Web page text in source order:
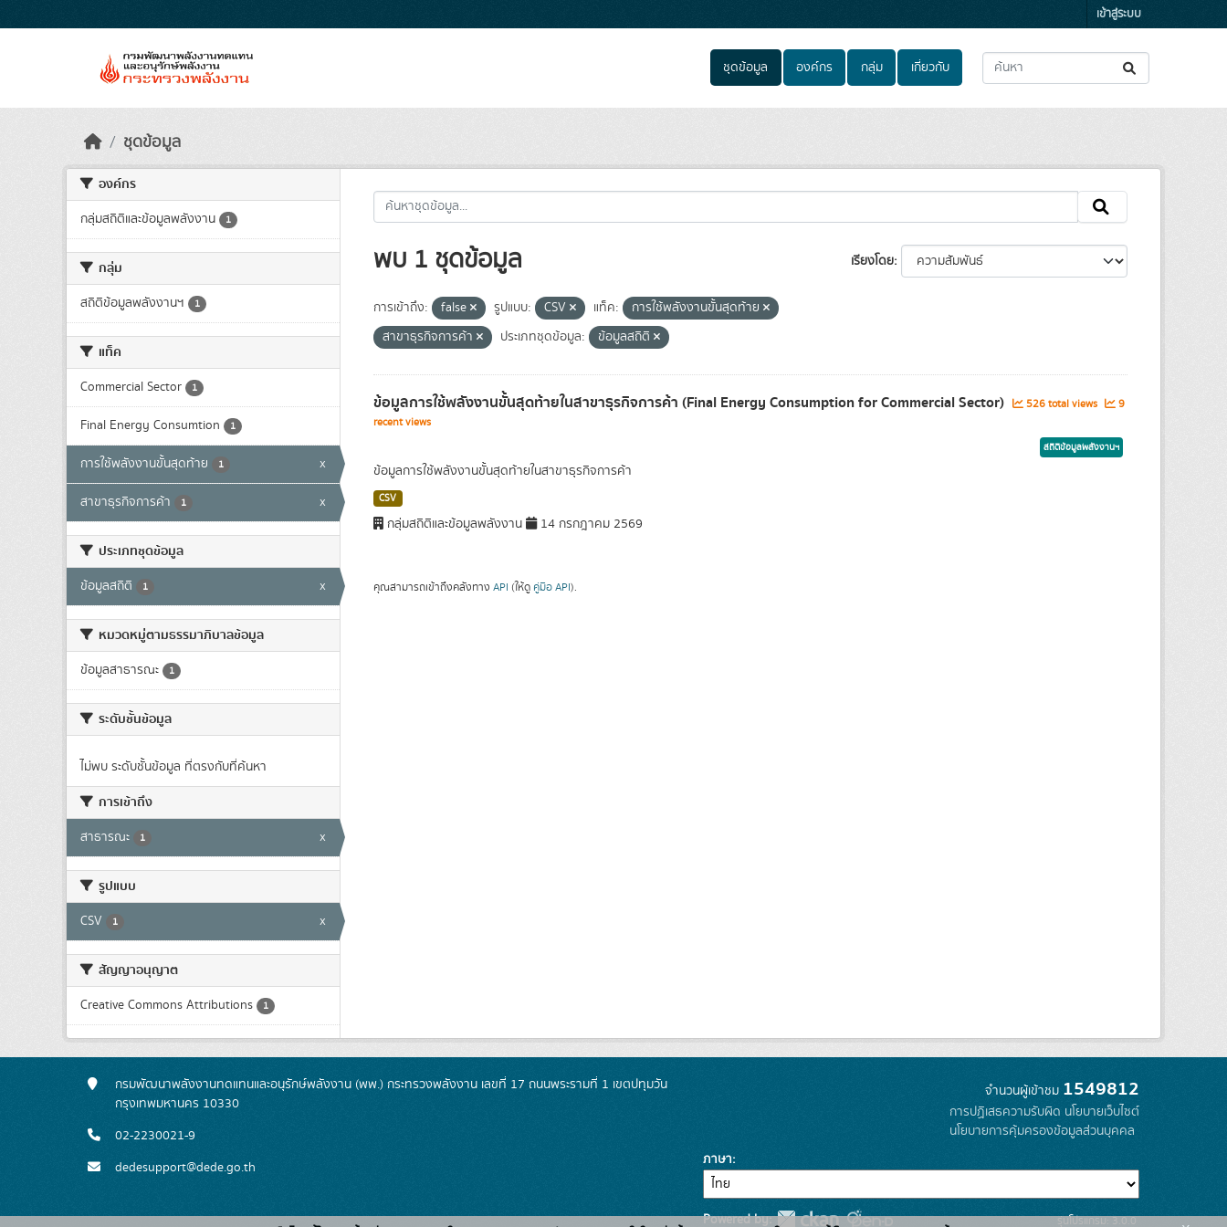
เข้าสู่ระบบ
ชุดข้อมูล องค์กร กลุ่ม เกี่ยวกับ
ชุดข้อมูล
องค์กร
กลุ่มสถิติและข้อมูลพลังงาน 1
กลุ่ม
สถิติข้อมูลพลังงานฯ 1
แท็ค
Commercial Sector 1
Final Energy Consumtion 1
การใช้พลังงานขั้นสุดท้าย 1 x
สาขาธุรกิจการค้า 1 x
ประเภทชุดข้อมูล
ข้อมูลสถิติ 1 x
หมวดหมู่ตามธรรมาภิบาลข้อมูล
ข้อมูลสาธารณะ 1
ระดับชั้นข้อมูล
ไม่พบ ระดับชั้นข้อมูล ที่ตรงกับที่ค้นหา
การเข้าถึง
สาธารณะ 1 x
รูปแบบ
CSV 1 x
สัญญาอนุญาต
Creative Commons Attributions 1
เรียงโดย
พบ 1 ชุดข้อมูล
การเข้าถึง: false รูปแบบ: CSV แท็ค:
การใช้พลังงานขั้นสุดท้าย
สาขาธุรกิจการค้า
ประเภทชุดข้อมูล: ข้อมูลสถิติ
ข้อมูลการใช้พลังงานขั้นสุดท้ายในสาขาธุรกิจการค้า (Final Energy Consumption for Commercial Sector) 526 total views
9
recent views
สถิติข้อมูลพลังงานฯ
ข้อมูลการใช้พลังงานขั้นสุดท้ายในสาขาธุรกิจการค้า
CSV
กลุ่มสถิติและข้อมูลพลังงาน 14 กรกฎาคม 2569
คุณสามารถเข้าถึงคลังทาง API (ให้ดู คู่มือ API).
กรมพัฒนาพลังงานทดแทนและอนุรักษ์พลังงาน (พพ.) กระทรวงพลังงาน เลขที่ 17 ถนนพระรามที่ 1 เขตปทุมวัน
กรุงเทพมหานคร 10330
02-2230021-9
dedesupport@dede.go.th
จำนวนผู้เข้าชม 1549812
การปฏิเสธความรับผิด นโยบายเว็บไซต์
นโยบายการคุ้มครองข้อมูลส่วนบุคคล
ภาษา
Powered by: รุ่นโปรแกรม: 3.0.0